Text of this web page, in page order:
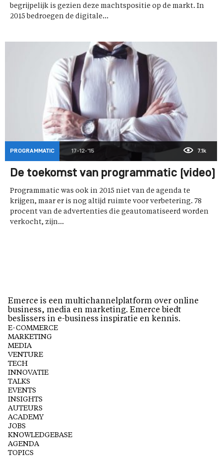
begrijpelijk is gezien deze machtspositie op de markt. In
2015 bedroegen de digitale...
PROGRAMMATIC 17-12-'15 7.1k
De toekomst van programmatic (video)
Programmatic was ook in 2015 niet van de agenda te
krijgen, maar er is nog altijd ruimte voor verbetering. 78
procent van de advertenties die geautomatiseerd worden
verkocht, zijn...
Emerce is een multichannelplatform over online
business, media en marketing. Emerce biedt
beslissers in e-business inspiratie en kennis.
E-COMMERCE
MARKETING
MEDIA
VENTURE
TECH
INNOVATIE
TALKS
EVENTS
INSIGHTS
AUTEURS
ACADEMY
JOBS
KNOWLEDGEBASE
AGENDA
TOPICS